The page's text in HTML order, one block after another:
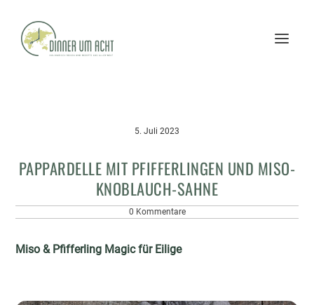
5. Juli 2023
PAPPARDELLE MIT PFIFFERLINGEN UND MISO-
KNOBLAUCH-SAHNE
0 Kommentare
Miso & Pfifferling Magic für Eilige